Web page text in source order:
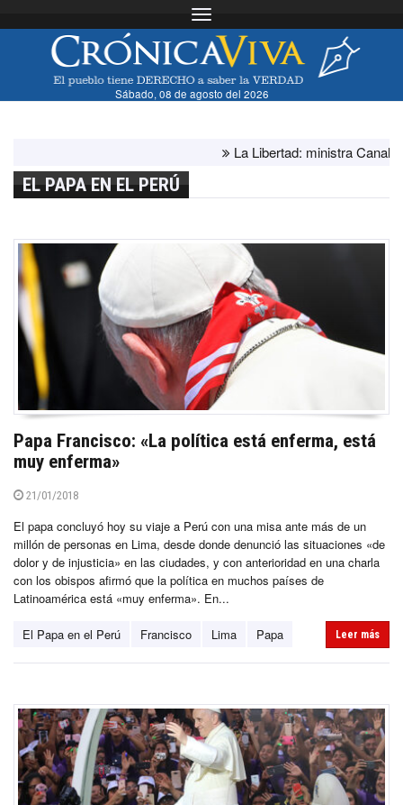
Toggle navigation
Sábado, 08 de agosto del 2026
La Libertad: ministra Canales
EL PAPA EN EL PERÚ
Papa Francisco: «La política está enferma, está
muy enferma»
21/01/2018
El papa concluyó hoy su viaje a Perú con una misa ante más de un
millón de personas en Lima, desde donde denunció las situaciones «de
dolor y de injusticia» en las ciudades, y con anterioridad en una charla
con los obispos afirmó que la política en muchos países de
Latinoamérica está «muy enferma». En...
El Papa en el Perú Francisco Lima Papa Leer más